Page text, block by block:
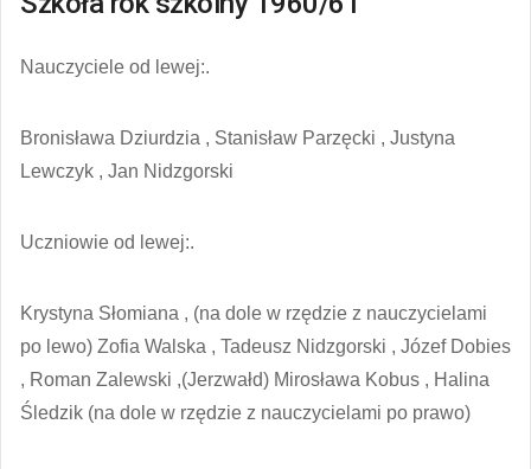
Nauczyciele od lewej:.
Bronisława Dziurdzia , Stanisław Parzęcki , Justyna
Lewczyk , Jan Nidzgorski
Uczniowie od lewej:.
Krystyna Słomiana , (na dole w rzędzie z nauczycielami
po lewo) Zofia Walska , Tadeusz Nidzgorski , Józef Dobies
, Roman Zalewski ,(Jerzwałd) Mirosława Kobus , Halina
Śledzik (na dole w rzędzie z nauczycielami po prawo)